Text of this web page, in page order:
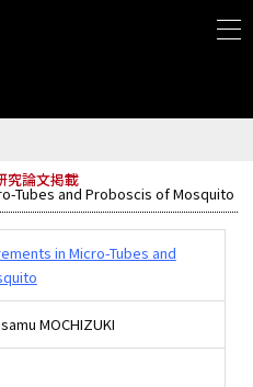
究論文掲載
Tubes and Proboscis of Mosquito
in Micro-Tubes and
MOCHIZUKI